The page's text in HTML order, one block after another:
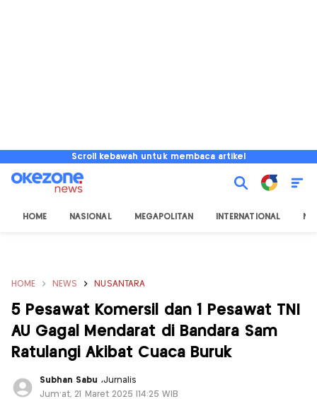
Scroll kebawah untuk membaca artikel
HOME NASIONAL MEGAPOLITAN INTERNATIONAL
HOME NEWS NUSANTARA
5 Pesawat Komersil dan 1 Pesawat TNI
AU Gagal Mendarat di Bandara Sam
Ratulangi Akibat Cuaca Buruk
Subhan Sabu ,Jurnalis
Jum'at, 21 Maret 2025 |14:25 WIB